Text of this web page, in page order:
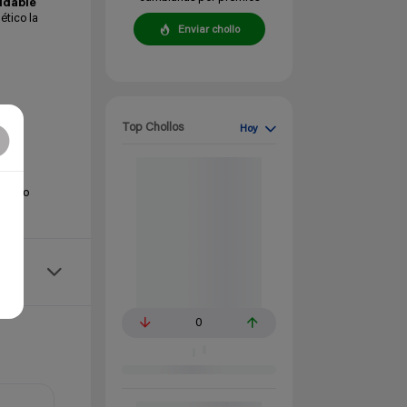
la
Enviar chollo
Top Chollos Hoy
0